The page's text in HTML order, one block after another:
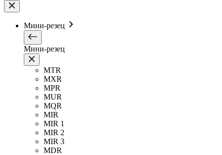
Мини-резец
Мини-резец
MTR
MXR
MPR
MUR
MQR
MIR
MIR 1
MIR 2
MIR 3
MDR